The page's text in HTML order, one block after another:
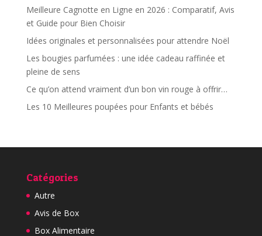
Meilleure Cagnotte en Ligne en 2026 : Comparatif, Avis
et Guide pour Bien Choisir
Idées originales et personnalisées pour attendre Noël
Les bougies parfumées : une idée cadeau raffinée et
pleine de sens
Ce qu’on attend vraiment d’un bon vin rouge à offrir…
Les 10 Meilleures poupées pour Enfants et bébés
Catégories
Autre
Avis de Box
Box Alimentaire